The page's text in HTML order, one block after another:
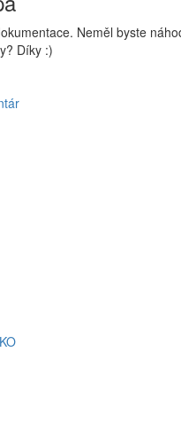
Neměl byste
Díky :)